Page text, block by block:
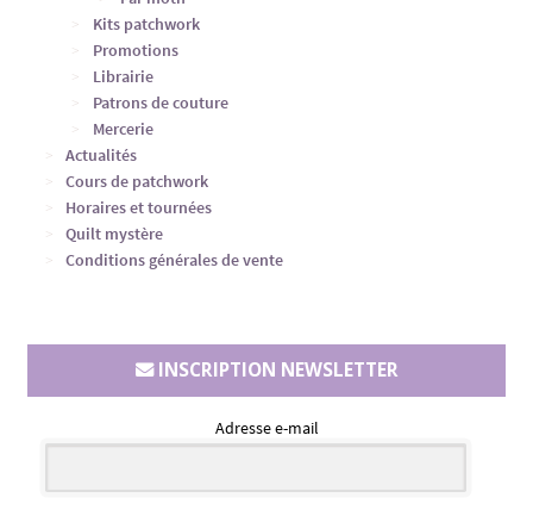
Kits patchwork
Promotions
Librairie
Patrons de couture
Mercerie
Actualités
Cours de patchwork
Horaires et tournées
Quilt mystère
Conditions générales de vente
INSCRIPTION NEWSLETTER
Adresse e-mail